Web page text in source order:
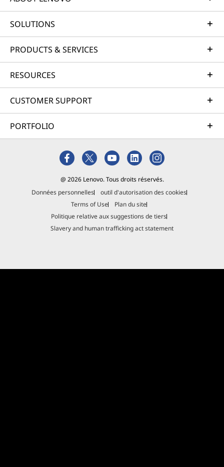
SOLUTIONS
PRODUCTS & SERVICES
RESOURCES
CUSTOMER SUPPORT
PORTFOLIO
@ 2026 Lenovo. Tous droits réservés.
Données personnelles
outil d'autorisation des cookies
Terms of Use
Plan du site
Politique relative aux suggestions de tiers
Slavery and human trafficking act statement